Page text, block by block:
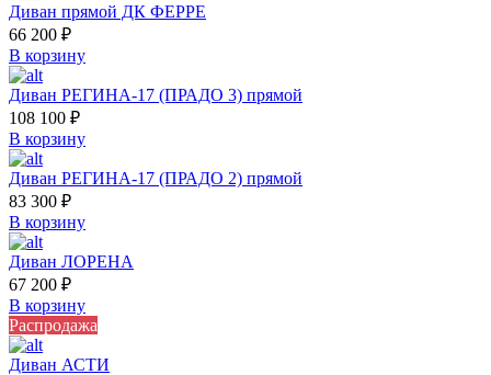
Диван прямой ДК ФЕРРЕ
66 200 ₽
В корзину
Диван РЕГИНА-17 (ПРАДО 3) прямой
108 100 ₽
В корзину
Диван РЕГИНА-17 (ПРАДО 2) прямой
83 300 ₽
В корзину
Диван ЛОРЕНА
67 200 ₽
В корзину
Распродажа
Диван АСТИ